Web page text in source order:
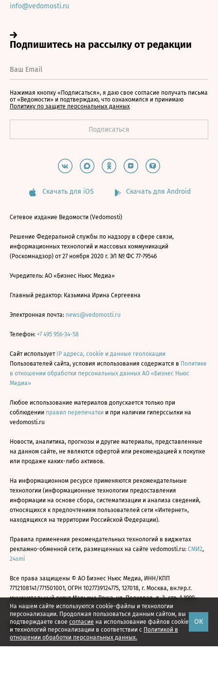
На нашем сайте используются cookie-файлы и технологии
персонализации. Продолжая пользоваться данным сайтом, вы
подтверждаете свое согласие на использование файлов cookie
и технологий персонализации в соответствии с Политикой в
отношении обработки персональных данных.
ОК
info@vedomosti.ru
Нажимая кнопку «Подписаться», я даю свое согласие получать письма
от «Ведомости» и подтверждаю, что ознакомился и принимаю
Политику по защите персональных данных
Скачать для iOS Скачать для Android
Сетевое издание Ведомости (Vedomosti)
Решение Федеральной службы по надзору в сфере связи,
информационных технологий и массовых коммуникаций
(Роскомнадзор) от 27 ноября 2020 г. ЭЛ № ФС 77-79546
Учредитель: АО «Бизнес Ньюс Медиа»
Главный редактор: Казьмина Ирина Сергеевна
Электронная почта: news@vedomosti.ru
Телефон: +7 495 956-34-58
Сайт использует IP адреса, cookie и данные геолокации
Пользователей сайта, условия использования содержатся в Политике
в отношении обработки персональных данных АО «Бизнес Ньюс
Медиа»
Любое использование материалов допускается только при
соблюдении правил перепечатки и при наличии гиперссылки на
vedomosti.ru
Новости, аналитика, прогнозы и другие материалы, представленные
на данном сайте, не являются офертой или рекомендацией к покупке
или продаже каких-либо активов.
На информационном ресурсе применяются рекомендательные
технологии (информационные технологии предоставления
информации на основе сбора, систематизации и анализа сведений,
относящихся к предпочтениям пользователей сети «Интернет»,
находящихся на территории Российской Федерации).
Правила применения рекомендательных технологий в виджетах
рекламно-обменной сети, размещенных на сайте vedomosti.ru: СМИ2,
24smi
Все права защищены © АО Бизнес Ньюс Медиа, ИНН/КПП
7712108141/771501001, ОГРН 1027739124775, 127018, г. Москва, вн.тер.г.
муниципальный округ Марьина Роща, ул. Полковая, д. 3, стр. 1 1999—
2026